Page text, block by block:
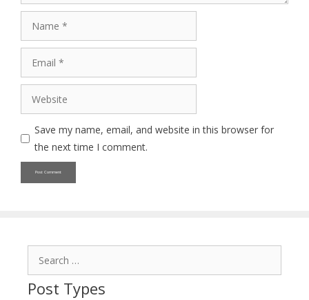
Website
Save my name, email, and website in this browser for
the next time I comment.
Post Types